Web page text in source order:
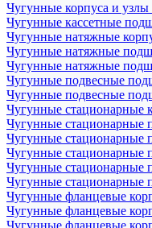
Чугунные корпуса и узлы
Чугунные кассетные
Чугунные натяжные
Чугунные натяжные
Чугунные натяжные
Чугунные подвесные
Чугунные подвесные
Чугунные стационарные
Чугунные стационарные
Чугунные стационарные
Чугунные стационарные
Чугунные
Чугунные стационарные
Чугунные фланцевые
Чугунные фланцевые
Чугунные фланцевые